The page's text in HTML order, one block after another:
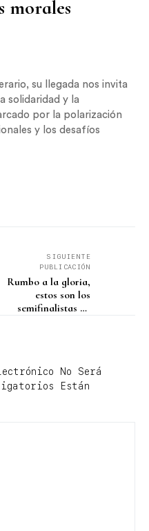
morales
su llegada nos invita
solidaridad y la
por la polarización
y los desafíos
SIGUIENTE
PUBLICACIÓN
Rumbo a la gloria,
estos son los
semifinalistas de
No Será
Están